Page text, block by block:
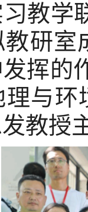
教学
研室
挥的
理与环
教授